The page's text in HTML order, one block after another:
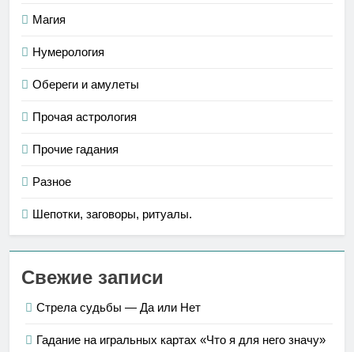
Магия
Нумерология
Обереги и амулеты
Прочая астрология
Прочие гадания
Разное
Шепотки, заговоры, ритуалы.
Свежие записи
Стрела судьбы — Да или Нет
Гадание на игральных картах «Что я для него значу»